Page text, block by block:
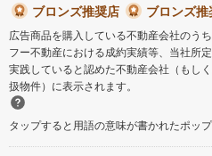
ブロンズ推奨店
ブロンズ
広告商品を購入している不動産会社のう
フー不動産における成約実績等、当社所
実践していると認めた不動産会社（もし
扱物件）に表示されます。
タップすると用語の意味が書かれたポップ